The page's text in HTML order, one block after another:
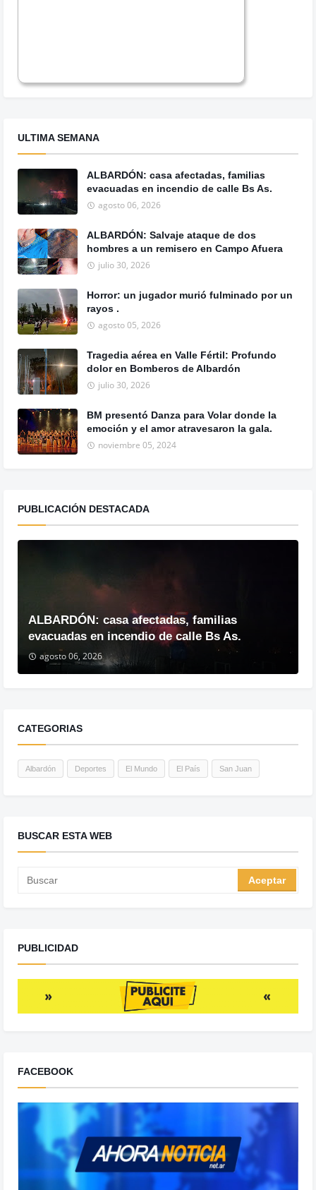
ULTIMA SEMANA
ALBARDÓN: casa afectadas, familias
evacuadas en incendio de calle Bs As.
agosto 06, 2026
ALBARDÓN: Salvaje ataque de dos
hombres a un remisero en Campo Afuera
julio 30, 2026
Horror: un jugador murió fulminado por un
rayos .
agosto 05, 2026
Tragedia aérea en Valle Fértil: Profundo
dolor en Bomberos de Albardón
julio 30, 2026
BM presentó Danza para Volar donde la
emoción y el amor atravesaron la gala.
noviembre 05, 2024
PUBLICACIÓN DESTACADA
ALBARDÓN: casa afectadas, familias
evacuadas en incendio de calle Bs As.
agosto 06, 2026
CATEGORIAS
Albardón Deportes El Mundo El País San Juan
BUSCAR ESTA WEB
PUBLICIDAD
FACEBOOK